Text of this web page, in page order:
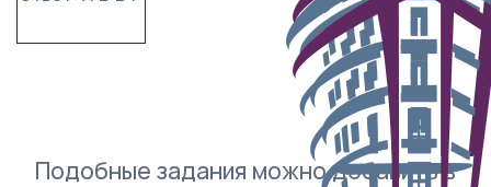
Подобные задания можно добавить в